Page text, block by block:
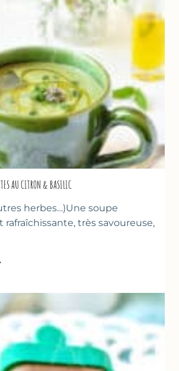
AU CITRON & BASILIC
herbes…)Une soupe
très savoureuse,